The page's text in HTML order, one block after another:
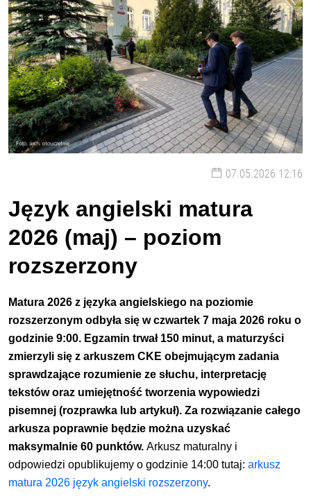
07.05.2026 12:16
Język angielski matura
2026 (maj) – poziom
rozszerzony
Matura 2026 z języka angielskiego na poziomie
rozszerzonym odbyła się w czwartek 7 maja 2026 roku o
godzinie 9:00. Egzamin trwał 150 minut, a maturzyści
zmierzyli się z arkuszem CKE obejmującym zadania
sprawdzające rozumienie ze słuchu, interpretację
tekstów oraz umiejętność tworzenia wypowiedzi
pisemnej (rozprawka lub artykuł). Za rozwiązanie całego
arkusza poprawnie będzie można uzyskać
maksymalnie 60 punktów.Arkusz maturalny i
odpowiedzi opublikujemy o godzinie 14:00 tutaj:arkusz
matura 2026 język angielski rozszerzony.